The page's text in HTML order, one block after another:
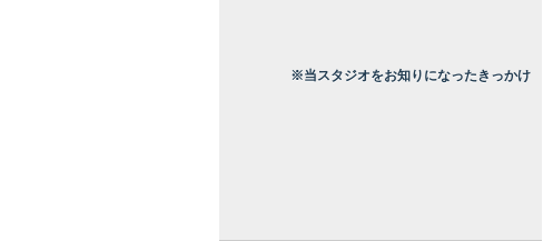
※当スタジオをお知りになったきっかけ